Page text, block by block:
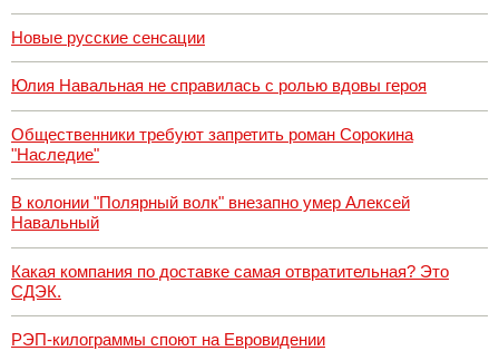
Новые русские сенсации
Юлия Навальная не справилась с ролью вдовы героя
Общественники требуют запретить роман Сорокина
"Наследие"
В колонии "Полярный волк" внезапно умер Алексей
Навальный
Какая компания по доставке самая отвратительная? Это
СДЭК.
РЭП-килограммы споют на Евровидении